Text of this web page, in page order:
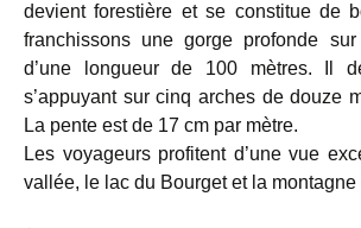
devient forestière et se constitue de
franchissons une gorge profonde
d’une longueur de 100 mètres. Il
s’appuyant sur cinq arches de douze
La pente est de 17 cm par mètre.
Les voyageurs profitent d’une vue
vallée, le lac du Bourget et la montagne